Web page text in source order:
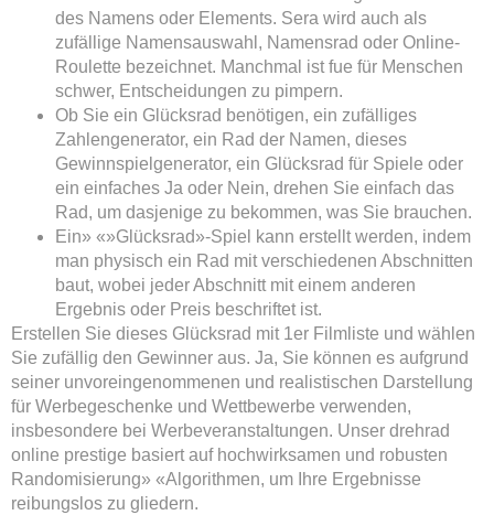
des Namens oder Elements. Sera wird auch als
zufällige Namensauswahl, Namensrad oder Online-
Roulette bezeichnet. Manchmal ist fue für Menschen
schwer, Entscheidungen zu pimpern.
Ob Sie ein Glücksrad benötigen, ein zufälliges
Zahlengenerator, ein Rad der Namen, dieses
Gewinnspielgenerator, ein Glücksrad für Spiele oder
ein einfaches Ja oder Nein, drehen Sie einfach das
Rad, um dasjenige zu bekommen, was Sie brauchen.
Ein» «»Glücksrad»-Spiel kann erstellt werden, indem
man physisch ein Rad mit verschiedenen Abschnitten
baut, wobei jeder Abschnitt mit einem anderen
Ergebnis oder Preis beschriftet ist.
Erstellen Sie dieses Glücksrad mit 1er Filmliste und wählen
Sie zufällig den Gewinner aus. Ja, Sie können es aufgrund
seiner unvoreingenommenen und realistischen Darstellung
für Werbegeschenke und Wettbewerbe verwenden,
insbesondere bei Werbeveranstaltungen. Unser drehrad
online prestige basiert auf hochwirksamen und robusten
Randomisierung» «Algorithmen, um Ihre Ergebnisse
reibungslos zu gliedern.